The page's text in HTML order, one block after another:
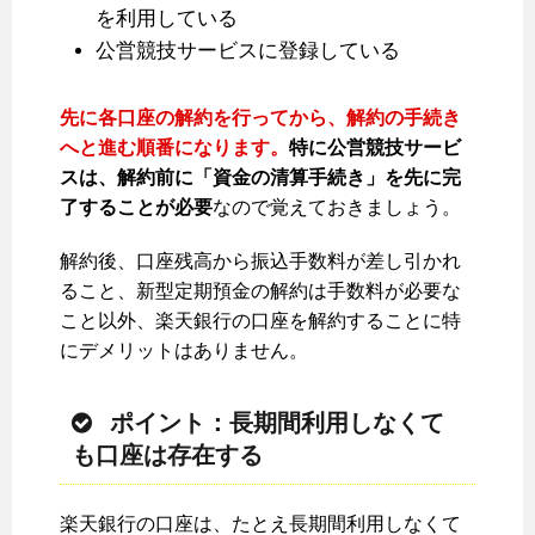
を利用している
公営競技サービスに登録している
先に各口座の解約を行ってから、解約の手続き
へと進む順番になります。 特に公営競技サービ
スは、解約前に「資金の清算手続き」を先に完
了することが必要なので覚えておきましょう。
解約後、口座残高から振込手数料が差し引かれ
ること、新型定期預金の解約は手数料が必要な
こと以外、楽天銀行の口座を解約することに特
にデメリットはありません。
ポイント：長期間利用しなくて
も口座は存在する
楽天銀行の口座は、たとえ長期間利用しなくて